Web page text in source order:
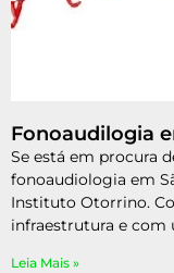
Fonoaudilogia
Se está em procura
fonoaudiologia em
Instituto Otorrino.
infraestrutura e com
Leia Mais »